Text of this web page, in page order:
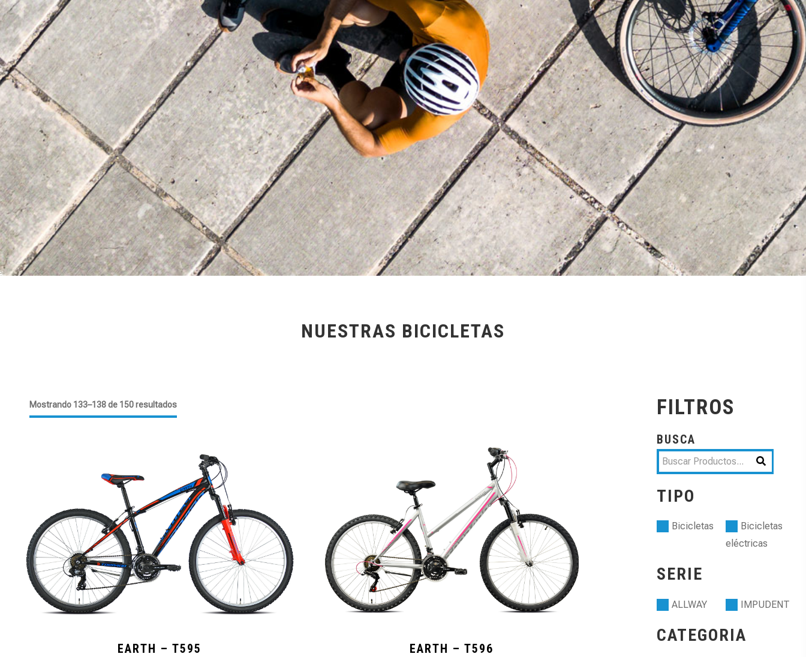
NUESTRAS BICICLETAS
Mostrando 133–138 de 150 resultados
EARTH – T595 EARTH – T596
FILTROS
BUSCA
TIPO
Bicicletas
Bicicletas
eléctricas
SERIE
ALLWAY IMPUDENT
CATEGORIA